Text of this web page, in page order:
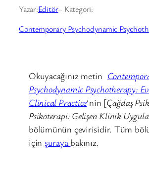
Yazar:Editör– Kategori:
Contemporary Psychodynamic
Okuyacağınız metin
Psychodynamic Psychotherapy:
Clinical Practice‘nin [Çağdaş
Psikoterapi: Gelişen Klinik
bölümünün çevirisidir. Tüm
için şuraya bakınız.